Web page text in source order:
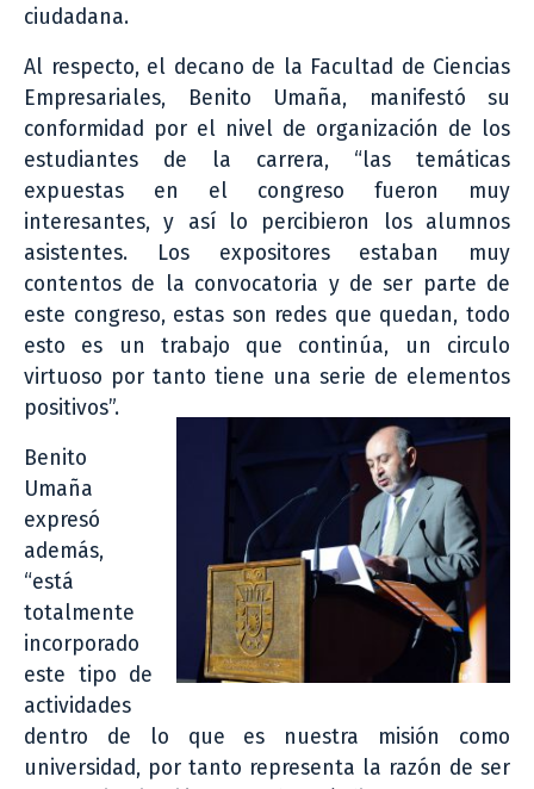
ciudadana.
Al respecto, el decano de la Facultad de Ciencias
Empresariales, Benito Umaña, manifestó su
conformidad por el nivel de organización de los
estudiantes de la carrera, “las temáticas
expuestas en el congreso fueron muy
interesantes, y así lo percibieron los alumnos
asistentes. Los expositores estaban muy
contentos de la convocatoria y de ser parte de
este congreso, estas son redes que quedan, todo
esto es un trabajo que continúa, un circulo
virtuoso por tanto tiene una serie de elementos
positivos”.
Benito
Umaña
expresó
además,
“está
totalmente
incorporado
este tipo de
actividades
dentro de lo que es nuestra misión como
universidad, por tanto representa la razón de ser